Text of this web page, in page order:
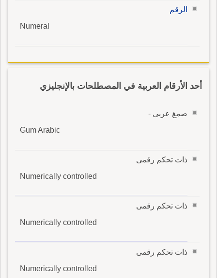
الرقم
Numeral
أحد الأرقام العربية في المصطلحات بالإنجليزي
صمغ عربى -
Gum Arabic
ذات تحكم رقمى
Numerically controlled
ذات تحكم رقمى
Numerically controlled
ذات تحكم رقمى
Numerically controlled